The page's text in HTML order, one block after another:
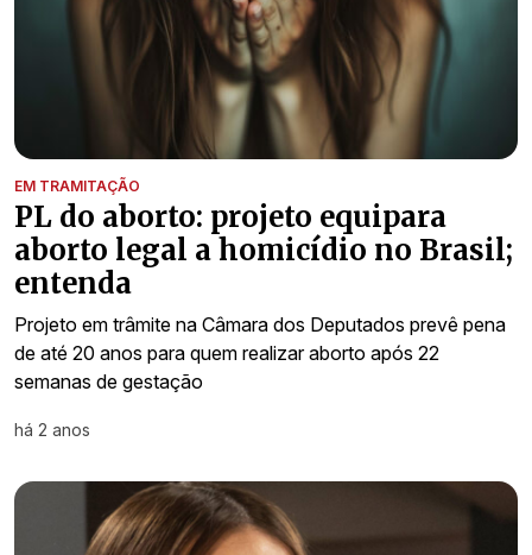
EM TRAMITAÇÃO
PL do aborto: projeto equipara
aborto legal a homicídio no Brasil;
entenda
Projeto em trâmite na Câmara dos Deputados prevê pena
de até 20 anos para quem realizar aborto após 22
semanas de gestação
há 2 anos